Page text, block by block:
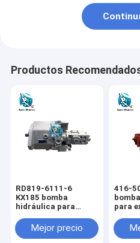
Productos
RD819-6111-6
KX185 bomba
hidráulica para
Mejor precio
416-
para